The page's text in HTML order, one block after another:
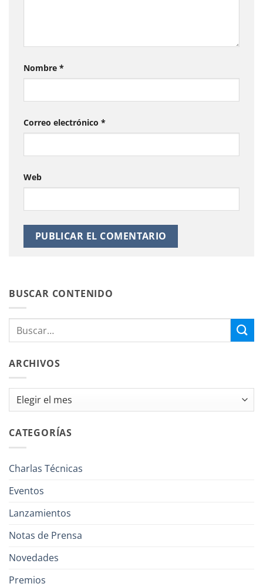
Nombre *
Correo electrónico *
Web
BUSCAR CONTENIDO
ARCHIVOS
Archivos
CATEGORÍAS
Charlas Técnicas
Eventos
Lanzamientos
Notas de Prensa
Novedades
Premios